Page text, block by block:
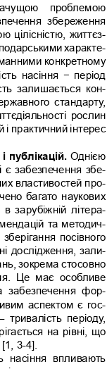
проблемою
збереження
цілісністю, життєз-
характе-
конкретному
насіння  −  період
залишається  кон-
стандарту,
рослин
практичний інтерес
публікацій. Однією
є забезпечення збе-
властивостей про-
багато наукових
в  зарубіжній  літера-
та методич-
посівного
дослідження, зали-
зокрема стосовно
Це  має  особливе
забезпечення  фор-
аспектом є гос-
тривалість  періоду,
на рівні, що
3-4].
насіння  впливають